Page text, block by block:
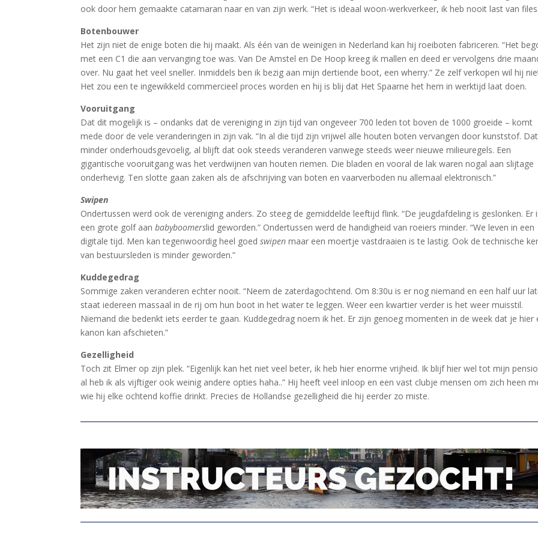
ook door hem gemaakte catamaran naar en van zijn werk. “Het is ideaal woon-werkverkeer, ik heb nooit last van
Botenbouwer
Het zijn niet de enige boten die hij maakt. Als één van de weinigen in Nederland kan hij roeiboten fabriceren. “Het
met een C1 die aan vervanging toe was. Van De Amstel en De Hoop kreeg ik mallen en deed er vervolgens drie
over. Nu gaat het veel sneller. Inmiddels ben ik bezig aan mijn dertiende boot, een wherry.” Ze zelf verkopen wil hij
Het zou een te ingewikkeld commercieel proces worden en hij is blij dat Het Spaarne het hem in werktijd laat doen.
Vooruitgang
Dat dit mogelijk is – ondanks dat de vereniging in zijn tijd van ongeveer 700 leden tot boven de 1000 groeide – komt
mede door de vele veranderingen in zijn vak. “In al die tijd zijn vrijwel alle houten boten vervangen door kunststof.
minder onderhoudsgevoelig, al blijft dat ook steeds veranderen vanwege steeds weer nieuwe milieuregels. Een
gigantische vooruitgang was het verdwijnen van houten riemen. Die bladen en vooral de lak waren nogal aan slijtage
onderhevig. Ten slotte gaan zaken als de afschrijving van boten en vaarverboden nu allemaal elektronisch.”
Swipen
Ondertussen werd ook de vereniging anders. Zo steeg de gemiddelde leeftijd flink. “De jeugdafdeling is geslonken. Er
een grote golf aanbabyboomerslid geworden.” Ondertussen werd de handigheid van roeiers minder. “We leven in een
digitale tijd. Men kan tegenwoordig heel goedswipenmaar een moertje vastdraaien is te lastig. Ook de technische
van bestuursleden is minder geworden.”
Kuddegedrag
Sommige zaken veranderen echter nooit. “Neem de zaterdagochtend. Om 8:30u is er nog niemand en een half uur
staat iedereen massaal in de rij om hun boot in het water te leggen. Weer een kwartier verder is het weer muisstil.
Niemand die bedenkt iets eerder te gaan. Kuddegedrag noem ik het. Er zijn genoeg momenten in de week dat je hier
kanon kan afschieten.”
Gezelligheid
Toch zit Elmer op zijn plek. “Eigenlijk kan het niet veel beter, ik heb hier enorme vrijheid. Ik blijf hier wel tot mijn
al heb ik als vijftiger ook weinig andere opties haha..” Hij heeft veel inloop en een vast clubje mensen om zich heen
wie hij elke ochtend koffie drinkt. Precies de Hollandse gezelligheid die hij eerder zo miste.